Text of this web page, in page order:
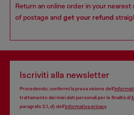
Return an online order in your nearest
of postage and get your refund
Iscriviti alla newsletter
Procedendo, confermi la presa visione dell’
trattamento dei miei dati personali per le finalità di
paragrafo 3.1, d) dell’informativa privacy.